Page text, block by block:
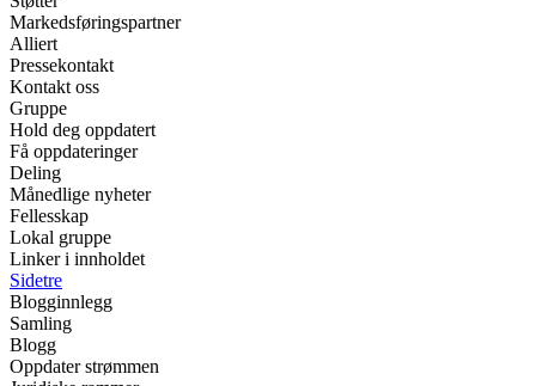
Markedsføringspartner
Alliert
Pressekontakt
Kontakt oss
Gruppe
Hold deg oppdatert
Få oppdateringer
Deling
Månedlige nyheter
Fellesskap
Lokal gruppe
Linker i innholdet
Sidetre
Blogginnlegg
Samling
Blogg
Oppdater strømmen